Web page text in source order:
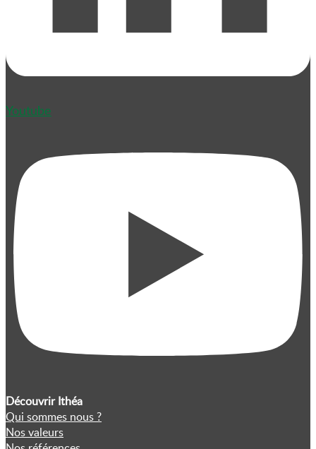
Youtube
Découvrir Ithéa
Qui sommes nous ?
Nos valeurs